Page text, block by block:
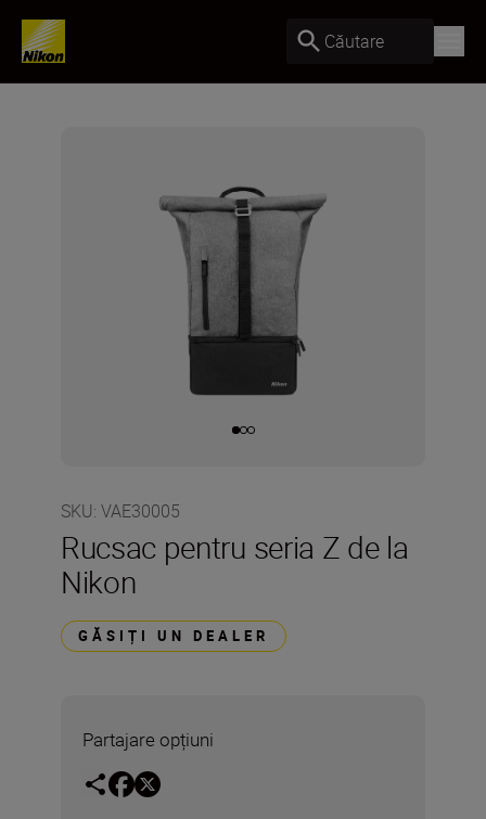
Căutare
SKU: VAE30005
Rucsac pentru seria Z de la
Nikon
GĂSIȚI UN DEALER
Partajare opțiuni